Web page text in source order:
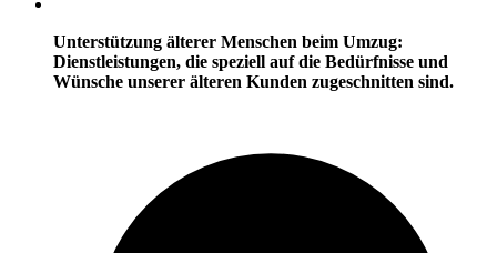
Unterstützung älterer Menschen beim Umzug:
Dienstleistungen, die speziell auf die Bedürfnisse und
Wünsche unserer älteren Kunden zugeschnitten sind.